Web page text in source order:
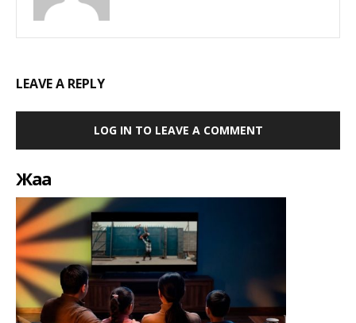
LEAVE A REPLY
LOG IN TO LEAVE A COMMENT
Жаңа